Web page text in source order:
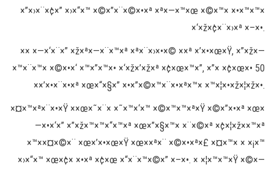
×”×›×¨×¢×” ×›×“×™ ×©×”×¨×©×•×ª ×ª×—×™×œ ×©×™× ×•×™×™×
×‘×ž×¢×¨×›×ª ×–×•.
×× ×—×‘×¨×” ×ž×ª×—×¨×™×ª ×ª×¨×›×•×© ××ª ×’×•×œ×Ÿ, ×”×ž×—
×™×¨×™× ×©×•×‘ ×™×”×™×• ×‘×ž×’×ž×ª ×¢×œ×™×”, ×”× ×¢×œ×• 50
××’×•×¨×•×ª ×œ×“×§×” ×•×”×©×™×¨×•×ª×™× ×™×¦×•×ž×¦×ž×•.
×¤×™×ª×¨×•×Ÿ ××œ×˜×¨× ×˜×™×‘×™ ×©×™×™×ª×Ÿ ×©×”×•×ª ×œ×
—×•×‘×” ×”×ž×™×™×“×™×ª ×œ×”×§×™× ×¨×©×ª ×¢×¦×ž××™×ª
×™××¤×©×¨ ×œ×’×•×œ×Ÿ ×œ××ª×¨ ×©×•×ª×£ ×¤×™× × ×¡×™
×›×“×™ ×œ×¢× ×•×ª ×¢×œ ×“×¨×™×©×” ×–×•. × ×¦×™×™×Ÿ ×©×—